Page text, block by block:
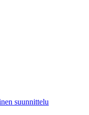
suunnittelu